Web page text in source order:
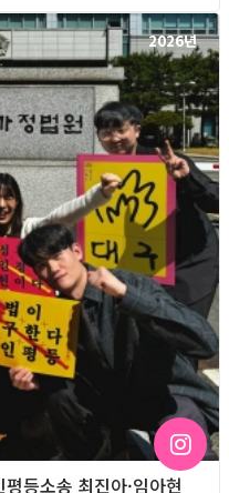
2026년
등소송 최진아·임아현